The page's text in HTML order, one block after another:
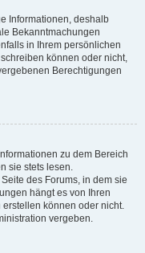
Informationen, deshalb
Bekanntmachungen
in Ihrem persönlichen
können oder nicht,
Berechtigungen
zu dem Bereich
sie stets lesen.
des Forums, in dem sie
hängt es von Ihren
können oder nicht.
vergeben.